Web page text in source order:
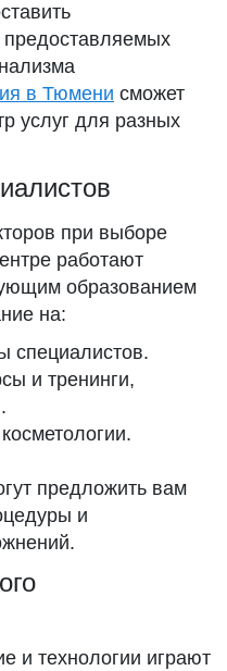
предоставляемых
в Тюмени сможет
услуг для разных
при выборе
работают
образованием
на:
специалистов.
и тренинги,
предложить вам
и
и технологии играют